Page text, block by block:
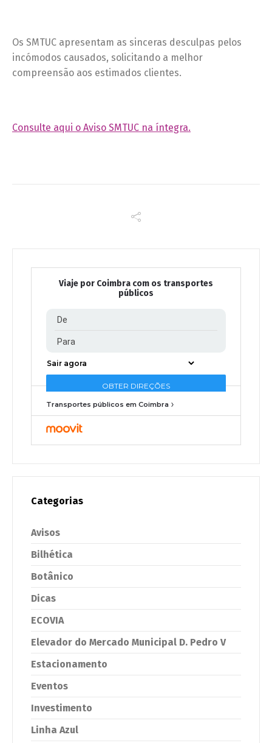
Os SMTUC apresentam as sinceras desculpas pelos
incómodos causados, solicitando a melhor
compreensão aos estimados clientes.
Consulte aqui o Aviso SMTUC na íntegra.
Viaje por Coimbra com os transportes
públicos
Transportes públicos em Coimbra
Categorias
Avisos
Bilhética
Botânico
Dicas
ECOVIA
Elevador do Mercado Municipal D. Pedro V
Estacionamento
Eventos
Investimento
Linha Azul